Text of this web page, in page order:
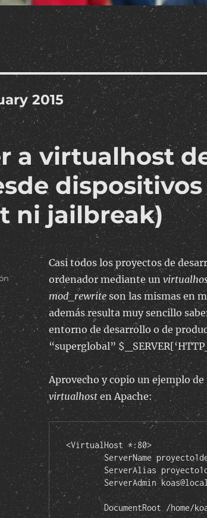
2015
a virtualhost
ni jailbreak)
Casi todos los proyectos de
ordenador mediante un
mod_rewriteson las mismas en
además resulta muy sencillo
entorno de desarrollo o de
“superglobal”
Aprovecho y copio un ejemplo
virtualhosten Apache:
<VirtualHost *:80>
	ServerName proyecto1dev
	ServerAlias proyecto1dev_a proyecto1dev_b proyecto1dev_c
        ServerAdmin koas@localhost
	DocumentRoot /home/koas/Server/htdocs/proyecto1